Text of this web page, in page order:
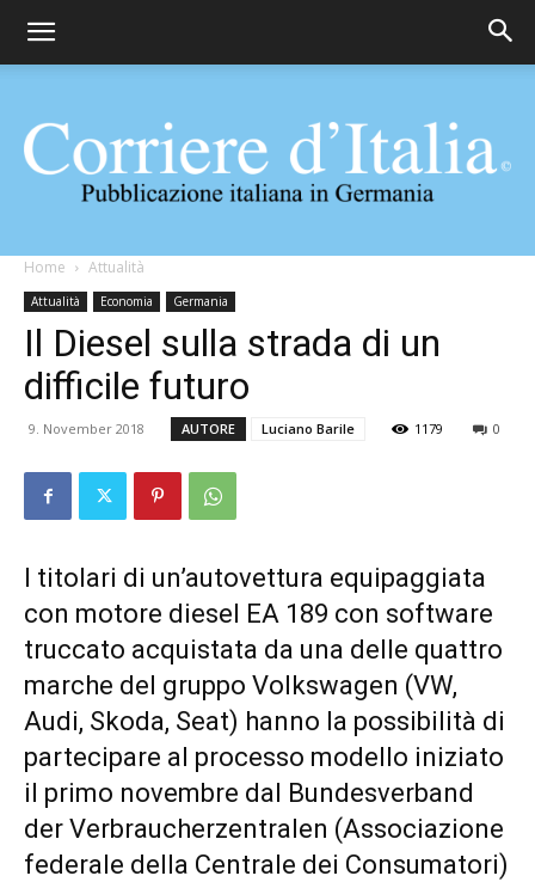
Corriere
d'Italia
Home Attualità
Attualità Economia Germania
Il Diesel sulla strada di un
difficile futuro
9. November 2018 AUTORE Luciano Barile 1179 0
I titolari di un’autovettura equipaggiata
con motore diesel EA 189 con software
truccato acquistata da una delle quattro
marche del gruppo Volkswagen (VW,
Audi, Skoda, Seat) hanno la possibilità di
partecipare al processo modello iniziato
il primo novembre dal Bundesverband
der Verbraucherzentralen (Associazione
federale della Centrale dei Consumatori)